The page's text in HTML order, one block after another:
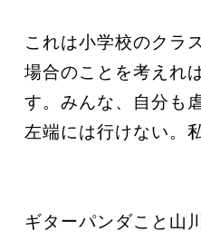
これは小学校のクラ
場合のことを考えれ
す。みんな、自分も
左端には行けない。
ギターパンダこと山